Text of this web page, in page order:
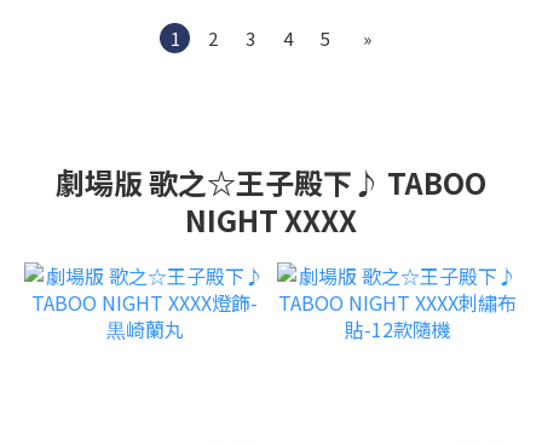
1 2 3 4 5 »
劇場版 歌之☆王子殿下♪ TABOO
NIGHT XXXX